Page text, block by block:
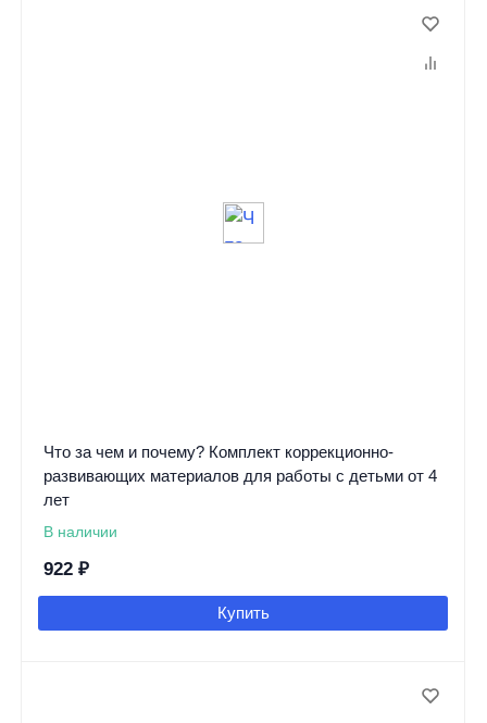
Что за чем и почему? Комплект коррекционно-
развивающих материалов для работы с детьми от 4
лет
В наличии
922 ₽
Купить